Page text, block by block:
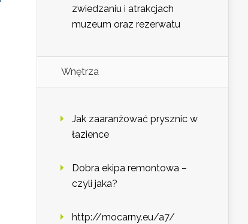
zwiedzaniu i atrakcjach
muzeum oraz rezerwatu
Wnętrza
Jak zaaranżować prysznic w
łazience
Dobra ekipa remontowa –
czyli jaka?
http://mocarny.eu/a7/